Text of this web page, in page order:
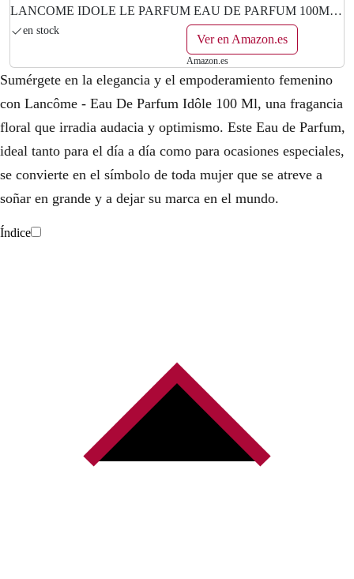
LANCOME IDOLE LE PARFUM EAU DE PARFUM 100ML
VAPORIZADOR
en stock
Ver en Amazon.es
Amazon.es
Sumérgete en la elegancia y el empoderamiento femenino
con Lancôme - Eau De Parfum Idôle 100 Ml, una fragancia
floral que irradia audacia y optimismo. Este Eau de Parfum,
ideal tanto para el día a día como para ocasiones especiales,
se convierte en el símbolo de toda mujer que se atreve a
soñar en grande y a dejar su marca en el mundo.
Índice